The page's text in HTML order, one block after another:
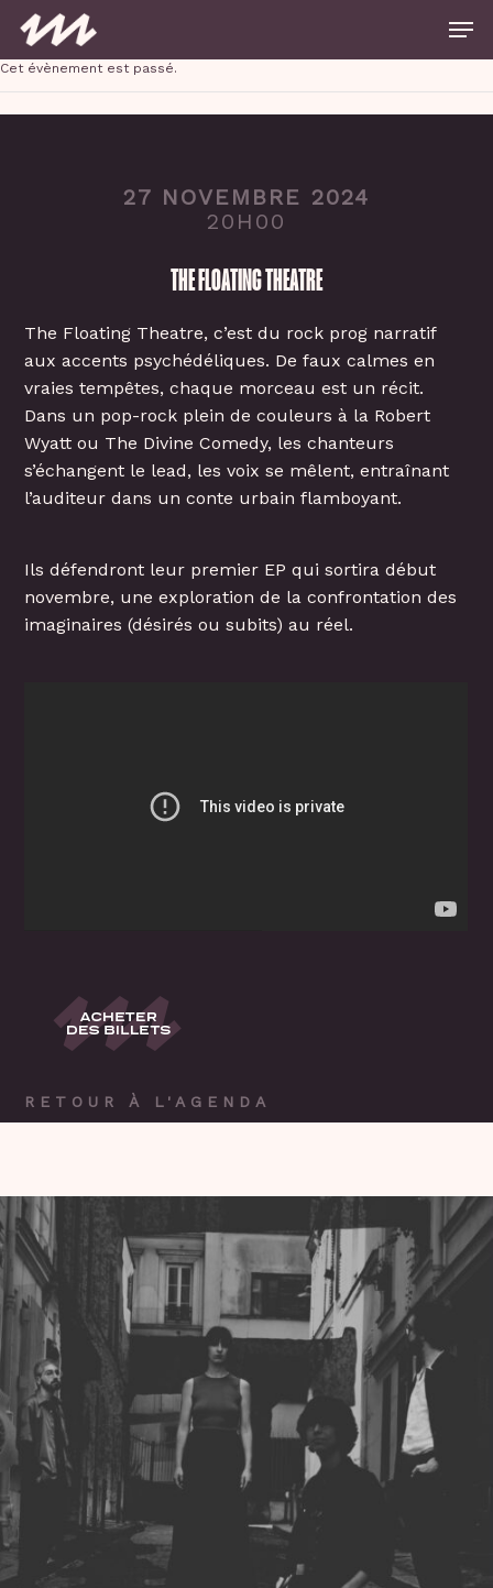
main
content
Cet évènement est passé.
27 NOVEMBRE 2024
20H00
THE FLOATING THEATRE
The Floating Theatre, c’est du rock prog narratif
aux accents psychédéliques. De faux calmes en
vraies tempêtes, chaque morceau est un récit.
Dans un pop-rock plein de couleurs à la Robert
Wyatt ou The Divine Comedy, les chanteurs
s’échangent le lead, les voix se mêlent, entraînant
l’auditeur dans un conte urbain flamboyant.
Ils défendront leur premier EP qui sortira début
novembre, une exploration de la confrontation des
imaginaires (désirés ou subits) au réel.
RETOUR À L'AGENDA
Close